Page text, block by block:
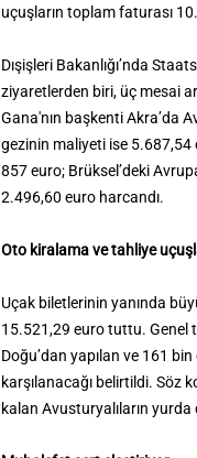
uçuşların toplam faturası
Dışişleri Bakanlığı’nda
ziyaretlerden biri, üç mesai
Gana'nın başkenti Akra’da
gezinin maliyeti ise 5.687,54
857 euro; Brüksel’deki
2.496,60 euro harcandı.
Oto kiralama ve tahliye
Uçak biletlerinin yanında
15.521,29 euro tuttu. Genel
Doğu’dan yapılan ve 161
karşılanacağı belirtildi. Söz
kalan Avusturyalıların